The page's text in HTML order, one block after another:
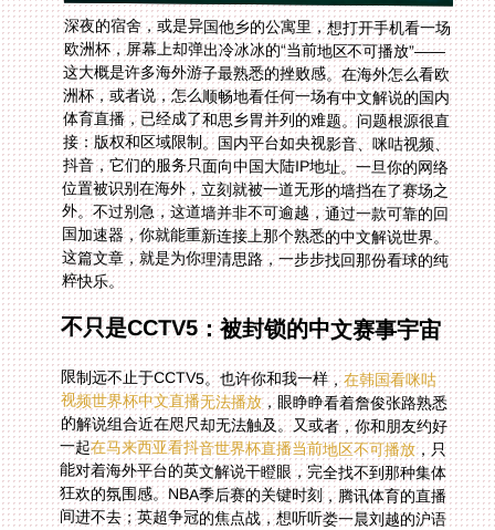
深夜的宿舍，或是异国他乡的公寓里，想打开手机看一场
欧洲杯，屏幕上却弹出冷冰冰的“当前地区不可播放”——
这大概是许多海外游子最熟悉的挫败感。在海外怎么看欧
洲杯，或者说，怎么顺畅地看任何一场有中文解说的国内
体育直播，已经成了和思乡胃并列的难题。问题根源很直
接：版权和区域限制。国内平台如央视影音、咪咕视频、
抖音，它们的服务只面向中国大陆IP地址。一旦你的网络
位置被识别在海外，立刻就被一道无形的墙挡在了赛场之
外。不过别急，这道墙并非不可逾越，通过一款可靠的回
国加速器，你就能重新连接上那个熟悉的中文解说世界。
这篇文章，就是为你理清思路，一步步找回那份看球的纯
粹快乐。
不只是CCTV5：被封锁的中文赛事宇宙
限制远不止于CCTV5。也许你和我一样，在韩国看咪咕
视频世界杯中文直播无法播放，眼睁睁看着詹俊张路熟悉
的解说组合近在咫尺却无法触及。又或者，你和朋友约好
一起在马来西亚看抖音世界杯直播当前地区不可播放，只
能对着海外平台的英文解说干瞪眼，完全找不到那种集体
狂欢的氛围感。NBA季后赛的关键时刻，腾讯体育的直播
间进不去；英超争冠的焦点战，想听听娄一晨刘越的沪语
点评也成了奢望。我们错过的不仅仅是一场球赛，更是那
种用母语解读战术、用熟悉的口吻激动呐喊的文化纽带。
这种隔阂感，在2026年美加墨世界杯时会更加强烈——
到时北美时区比赛众多，若能同步国内平台的深夜直播聊